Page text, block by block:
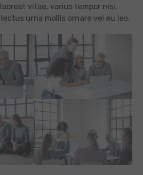
vitae, varius tempor nisi.
urna mollis ornare vel eu leo.